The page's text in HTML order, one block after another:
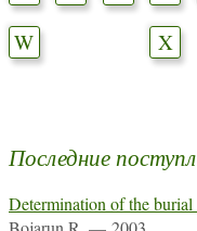
W
X
Последние
Determination of the